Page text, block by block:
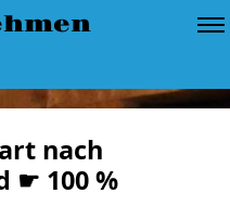
nach
☛ 100 %